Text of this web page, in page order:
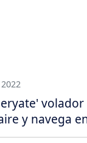
y navega